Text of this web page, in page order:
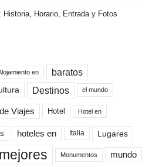
Horario, Entrada y Fotos
en baratos
Destinos el mundo
Viajes Hotel Hotel en
hoteles en Italia Lugares
mejores Monumentos mundo